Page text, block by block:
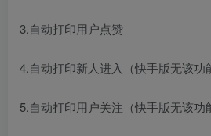
3.自动打印用户点赞
4.自动打印新人进入（快手版无该功
5.自动打印用户关注（快手版无该功